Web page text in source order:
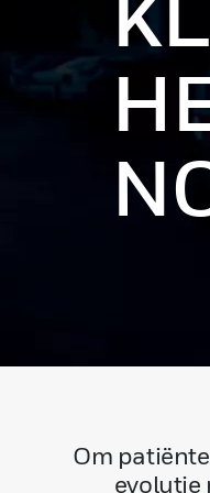
Om
evolutie